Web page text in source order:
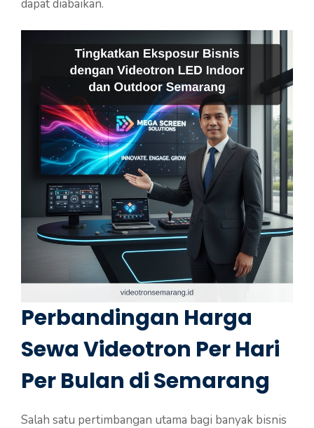
dapat diabaikan.
Perbandingan Harga
Sewa Videotron Per Hari
Per Bulan di Semarang
Salah satu pertimbangan utama bagi banyak bisnis